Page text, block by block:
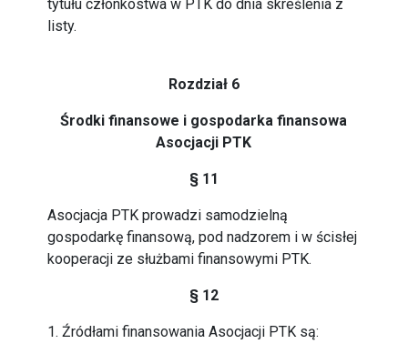
tytułu członkostwa w PTK do dnia skreślenia z
listy.
Rozdział 6
Środki finansowe i gospodarka finansowa
Asocjacji PTK
§ 11
Asocjacja PTK prowadzi samodzielną
gospodarkę finansową, pod nadzorem i w ścisłej
kooperacji ze służbami finansowymi PTK.
§ 12
1. Źródłami finansowania Asocjacji PTK są: